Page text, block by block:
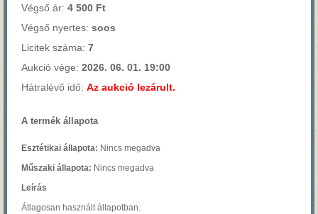
Végső ár: 4 500 Ft
Végső nyertes: soos
Licitek száma: 7
Aukció vége: 2026. 06. 01. 19:00
Hátralévő idő: Az aukció lezárult.
A termék állapota
Esztétikai állapota: Nincs megadva
Műszaki állapota: Nincs megadva
Leírás
Átlagosan használt állapotban.